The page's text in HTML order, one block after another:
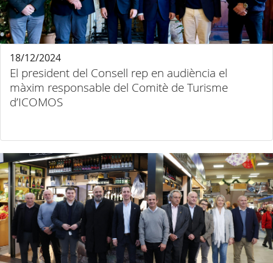
El president del Consell rep en audiència el
màxim responsable del Comitè de Turisme
d’ICOMOS
18/12/2024